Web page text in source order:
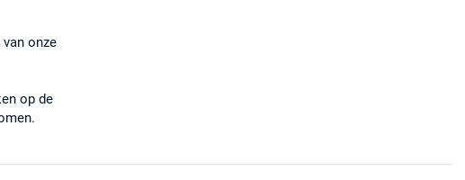
onze
op de